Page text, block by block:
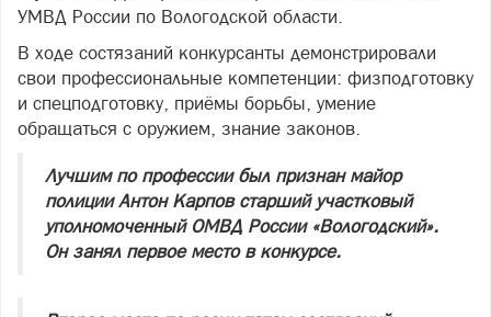
УМВД России по Вологодской области.
В ходе состязаний конкурсанты демонстрировали
свои профессиональные компетенции: физподготовку
и спецподготовку, приёмы борьбы, умение
обращаться с оружием, знание законов.
Лучшим по профессии был признан майор
полиции Антон Карпов старший участковый
уполномоченный ОМВД России «Вологодский».
Он занял первое место в конкурсе.